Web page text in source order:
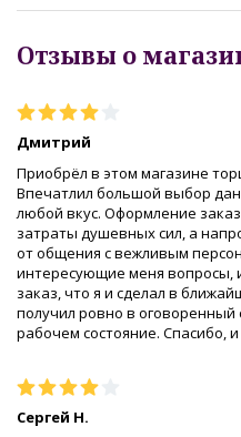
Отзывы о
Дмитрий
Приобрёл в этом магазине
Впечатлил большой выбор
любой вкус. Оформление
затраты душевных сил, а
от общения с вежливым
интересующие меня вопросы,
заказ, что я и сделал в
получил ровно в оговоренный
рабочем состояние. Спасибо,
Сергей Н.